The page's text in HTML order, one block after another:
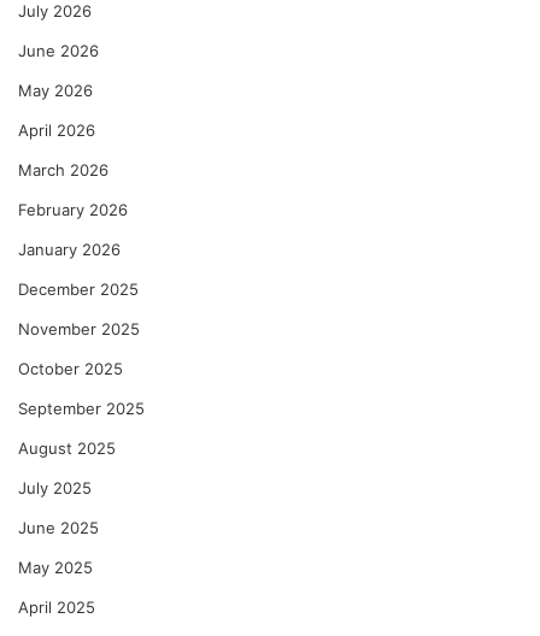
July 2026
June 2026
May 2026
April 2026
March 2026
February 2026
January 2026
December 2025
November 2025
October 2025
September 2025
August 2025
July 2025
June 2025
May 2025
April 2025